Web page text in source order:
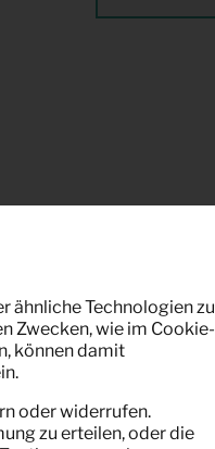
ähnliche Technologien zu
Zwecken, wie im Cookie-
können damit
oder widerrufen.
zu erteilen, oder die